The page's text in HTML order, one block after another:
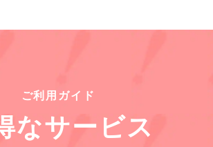
ご利用ガイド
なサービス